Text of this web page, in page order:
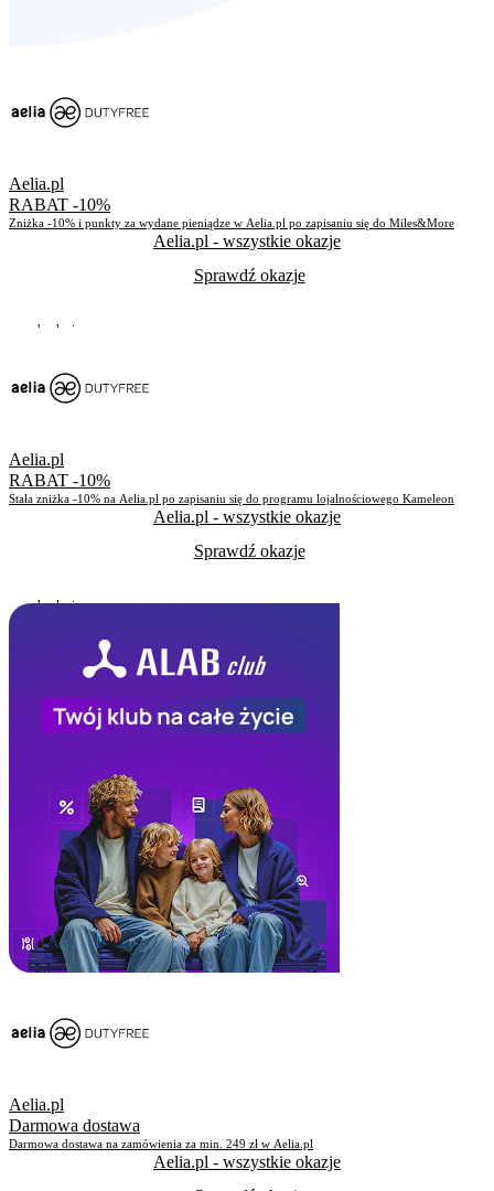
Aelia.pl
RABAT -10%
Zniżka -10% i punkty za wydane pieniądze w Aelia.pl po zapisaniu się do Miles&More
Aelia.pl - wszystkie okazje
Sprawdź okazje
Do odwołania
Skorzystało
Aelia.pl
RABAT -10%
Stała zniżka -10% na Aelia.pl po zapisaniu się do programu lojalnościowego Kameleon
Aelia.pl - wszystkie okazje
Sprawdź okazje
Do odwołania
Aelia.pl
Darmowa dostawa
Darmowa dostawa na zamówienia za min. 249 zł w Aelia.pl
Aelia.pl - wszystkie okazje